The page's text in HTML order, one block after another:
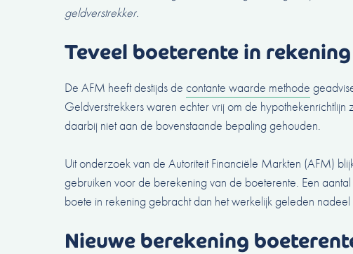
geldverstrekker.
Teveel boeterente in
De AFM heeft destijds de contante waarde methode
Geldverstrekkers waren echter vrij om de hypothekenrichtlijn
daarbij niet aan de bovenstaande bepaling gehouden.
Uit onderzoek van de Autoriteit Financiële Markten (AFM)
gebruiken voor de berekening van de boeterente. Een
boete in rekening gebracht dan het werkelijk geleden
Nieuwe berekening